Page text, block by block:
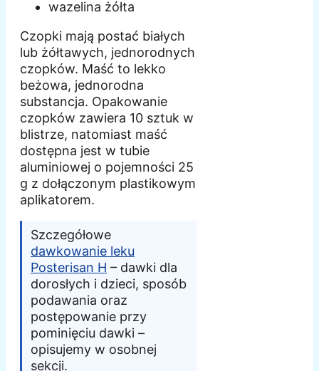
wazelina żółta
Czopki mają postać białych
lub żółtawych, jednorodnych
czopków. Maść to lekko
beżowa, jednorodna
substancja. Opakowanie
czopków zawiera 10 sztuk w
blistrze, natomiast maść
dostępna jest w tubie
aluminiowej o pojemności 25
g z dołączonym plastikowym
aplikatorem.
Szczegółowe
dawkowanie leku
Posterisan H – dawki dla
dorosłych i dzieci, sposób
podawania oraz
postępowanie przy
pominięciu dawki –
opisujemy w osobnej
sekcji.